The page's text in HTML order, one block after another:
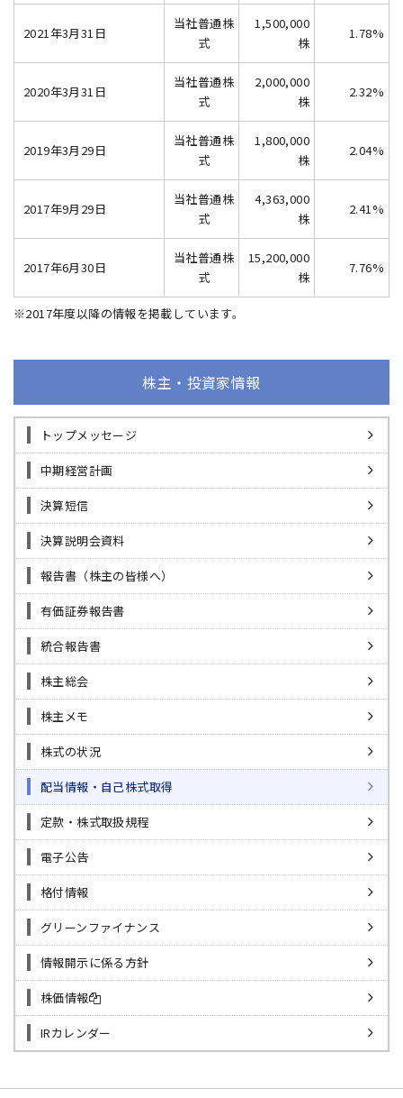
2021年3月31日
当社普通株
式
1,500,000
株
1.78%
2020年3月31日
当社普通株
式
2,000,000
株
2.32%
2019年3月29日
当社普通株
式
1,800,000
株
2.04%
2017年9月29日
当社普通株
式
4,363,000
株
2.41%
2017年6月30日
当社普通株
式
15,200,000
株
7.76%
※2017年度以降の情報を掲載しています。
株主・投資家情報
トップメッセージ
中期経営計画
決算短信
決算説明会資料
報告書（株主の皆様へ）
有価証券報告書
統合報告書
株主総会
株主メモ
株式の状況
配当情報・自己株式取得
定款・株式取扱規程
電子公告
格付情報
グリーンファイナンス
情報開示に係る方針
株価情報
IRカレンダー